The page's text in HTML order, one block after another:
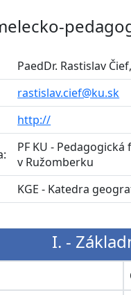
PaedDr. Rastislav
rastislav.cief@ku.sk
http://
PF KU -
v Ružomberku
KGE - Katedra
I. -